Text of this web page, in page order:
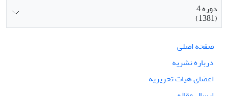
دوره 4
(1381)
صفحه اصلی
درباره نشریه
اعضای هیات تحریریه